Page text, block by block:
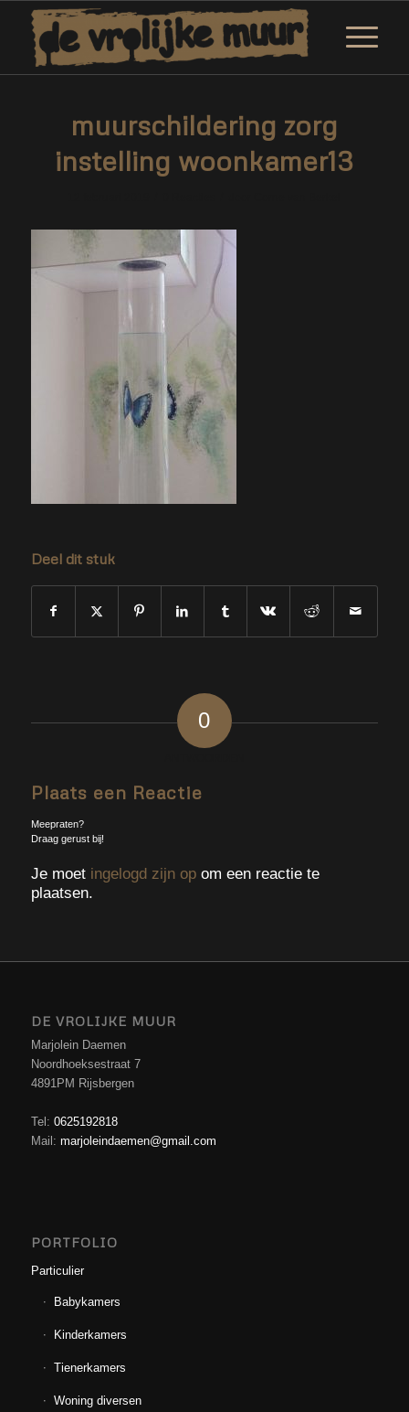
muurschildering zorg
instelling woonkamer13
Deel dit stuk
0
Plaats een Reactie
Meepraten?
Draag gerust bij!
Je moet ingelogd zijn opom een reactie te
plaatsen.
DE VROLIJKE MUUR
Marjolein Daemen
Noordhoeksestraat 7
4891PM Rijsbergen
Tel: 0625192818
Mail: marjoleindaemen@gmail.com
PORTFOLIO
Particulier
Babykamers
Kinderkamers
Tienerkamers
Woning diversen